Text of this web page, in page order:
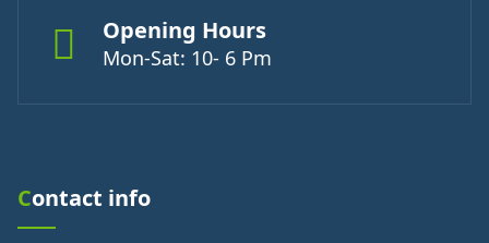
Opening Hours
Mon-Sat: 10- 6 Pm
Contact info